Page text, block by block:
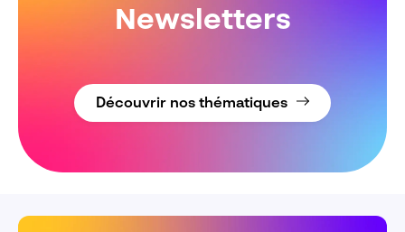
Newsletters
Découvrir nos thématiques